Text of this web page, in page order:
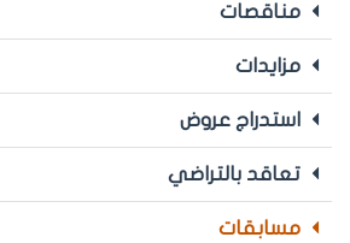
مناقصات
مزايدات
استدراج عروض
تعاقد بالتراضي
مسابقات